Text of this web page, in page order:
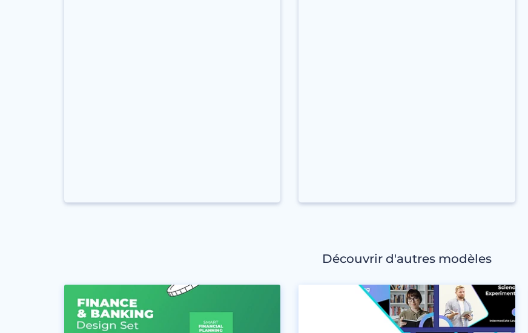
Découvrir d'autres modèles